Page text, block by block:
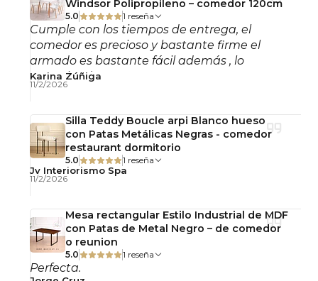
calibrado de la misma, la luz de ambiente, el
ángulo de visualización, entre otros. Si el cliente
estima conocer con detalle estos datos deberá
consultar con nuestro servicio técnico, pues las
devoluciones por motivos técnicos correrán a su
Windsor Polipropileno – comedor 120cm
5.0 1 reseña
Cumple con los tiempos de entrega, el
comedor es precioso y bastante firme el
armado es bastante fácil además , lo
recomiendo!
Karina Zúñiga
11/2/2026
Silla Teddy Boucle arpi Blanco hueso
con Patas Metálicas Negras - comedor
restaurant dormitorio
5.0 1 reseña
Jv Interiorismo Spa
11/2/2026
Mesa rectangular Estilo Industrial de MDF
con Patas de Metal Negro – de comedor
o reunion
5.0 1 reseña
Perfecta.